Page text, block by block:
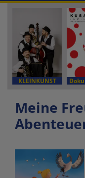
KLEINKUNST
Meine